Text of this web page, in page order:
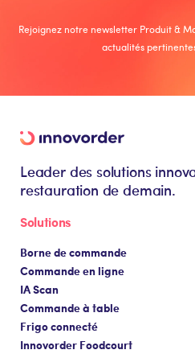
Rejoignez notre newsletter Produit &
actualités
Leader des solutions
restauration de demain.
Solutions
Borne de commande
Commande en ligne
IA Scan
Commande à table
Frigo connecté
Innovorder Foodcourt